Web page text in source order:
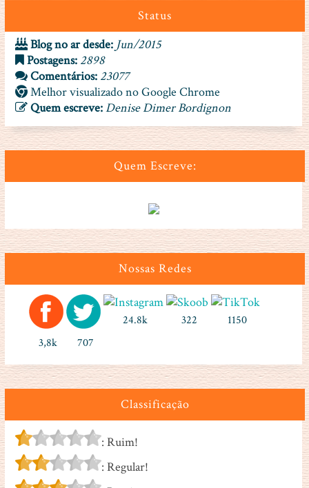
Status
Blog no ar desde: Jun/2015
Postagens: 2898
Comentários: 23077
Melhor visualizado no Google Chrome
Quem escreve:Denise Dimer Bordignon
Quem Escreve:
Nossas Redes
3,8k 707
24.8k 322 1150
Classificação
: Ruim!
: Regular!